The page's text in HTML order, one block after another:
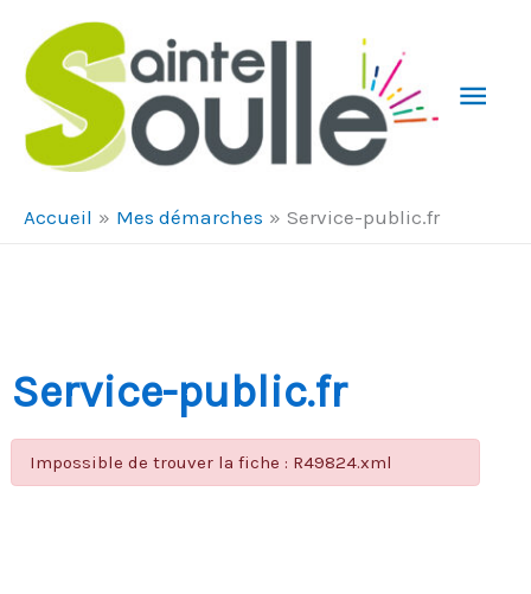
Accueil Mes démarches Service-public.fr
Service-public.fr
Impossible de trouver la fiche : R49824.xml